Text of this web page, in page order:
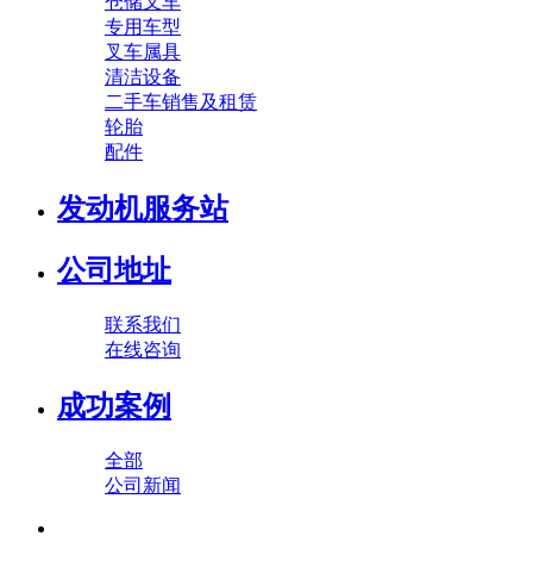
专用车型
叉车属具
清洁设备
二手车销售及租赁
轮胎
配件
发动机服务站
公司地址
联系我们
在线咨询
成功案例
全部
公司新闻